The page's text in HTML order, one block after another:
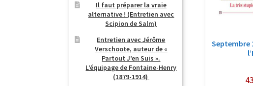
Septembre
Il faut préparer la vraie
alternative ! (Entretien avec
Scipion de Salm)
Entretien avec Jérôme
Verschoote, auteur de «
Partout J’en Suis ».
L’équipage de Fontaine-Henry
(1879-1914)